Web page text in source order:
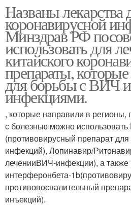
Названы лекарства
коронавирусной
Минздрав РФ
использовать для
китайского
препараты,
для борьбы с ВИЧ
инфекциями.
, которые направили в регионы,
с болезнью можно
(противовирусный препарат
инфекций), Лопинавир/
леченииВИЧ-инфекции), а
интерферонбета-
противовоспалительный
инъекций).